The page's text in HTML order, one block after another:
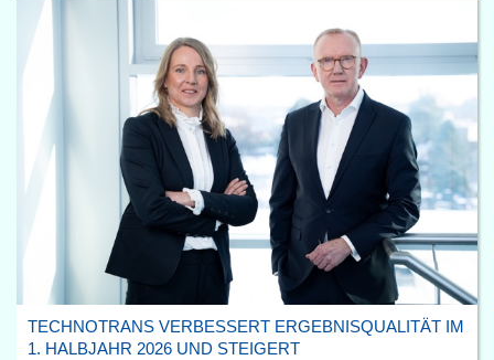
TECHNOTRANS VERBESSERT ERGEBNISQUALITÄT IM
1. HALBJAHR 2026 UND STEIGERT